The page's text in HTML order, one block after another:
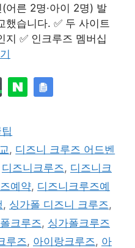
어른 2명·아이 2명) 발
했습니다. ✅ 두 사이트
지 ✅ 인크루즈 멤버십
, 디즈니 크루즈 어드벤
디즈니크루즈, 디즈니크
예약, 디즈니크루즈예
, 싱가폴 디즈니 크루즈,
크루즈, 싱가폴크루즈
루즈, 아이랑크루즈, 아